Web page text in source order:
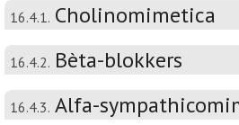
16.4.1. Cholinomimetica
16.4.2. Bèta-blokkers
16.4.3. Alfa-